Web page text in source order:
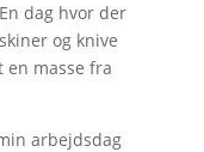
dag hvor der
og knive
en masse fra
arbejdsdag